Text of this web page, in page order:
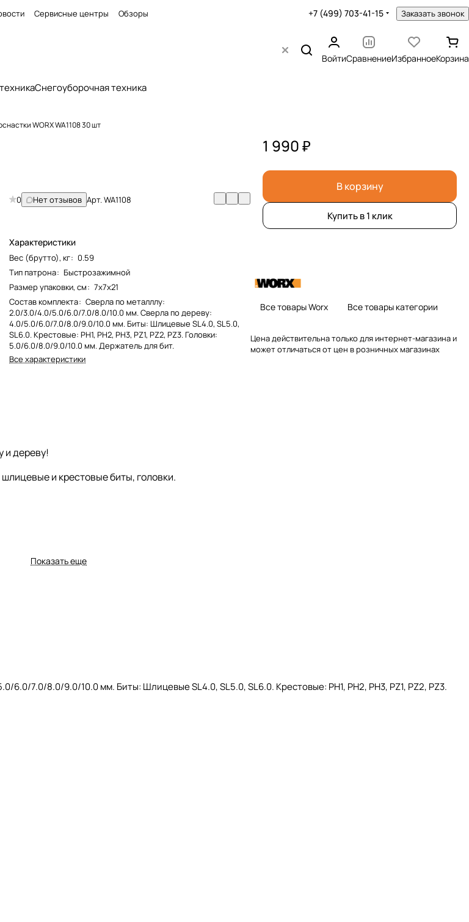
Сервисные центры Обзоры +7 (499) 703-41-15 Заказать звонок
ВойтиСравнениеИзбранноеКорзина
Снегоуборочная техника
WORX WA1108 30 шт
0 Нет отзывов Арт.WA1108
Характеристики
Вес (брутто), кг: 0.59
Тип патрона: Быстрозажимной
Размер упаковки, см: 7х7х21
Состав комплекта: Сверла по металллу:
2.0/3.0/4.0/5.0/6.0/7.0/8.0/10.0 мм. Сверла по дереву:
4.0/5.0/6.0/7.0/8.0/9.0/10.0 мм. Биты: Шлицевые SL4.0, SL5.0,
SL6.0. Крестовые: PH1, PH2, PH3, PZ1, PZ2, PZ3. Головки:
5.0/6.0/8.0/9.0/10.0 мм. Держатель для бит.
Все характеристики
1 990 ₽
В корзину
Купить в 1 клик
Все товары Worx Все товары категории
Цена действительна только для интернет-магазина и
может отличаться от цен в розничных магазинах
и дереву!
и крестовые биты, головки.
Показать еще
7.0/8.0/9.0/10.0 мм. Биты: Шлицевые SL4.0, SL5.0, SL6.0. Крестовые: PH1, PH2, PH3, PZ1, PZ2, PZ3.